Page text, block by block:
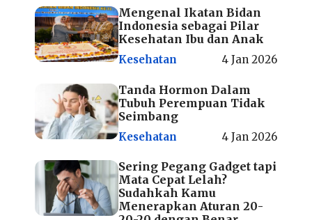
Mengenal Ikatan Bidan
Indonesia sebagai Pilar
Kesehatan Ibu dan Anak
Kesehatan 4 Jan 2026
Tanda Hormon Dalam
Tubuh Perempuan Tidak
Seimbang
Kesehatan 4 Jan 2026
Sering Pegang Gadget tapi
Mata Cepat Lelah?
Sudahkah Kamu
Menerapkan Aturan 20-